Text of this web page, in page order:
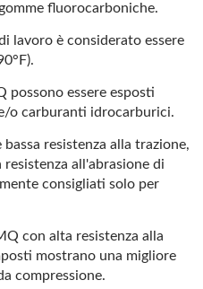
fluorocarboniche.
lavoro è considerato essere
possono essere esposti
o carburanti idrocarburici.
resistenza alla trazione,
all'abrasione di
consigliati solo per
con alta resistenza alla
mostrano una migliore
compressione.